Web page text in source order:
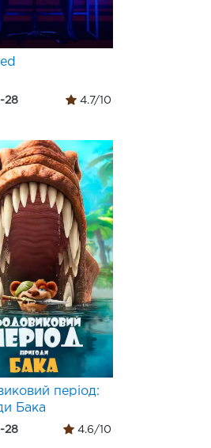
28 4.7/10
період:
Бака
28 4.6/10